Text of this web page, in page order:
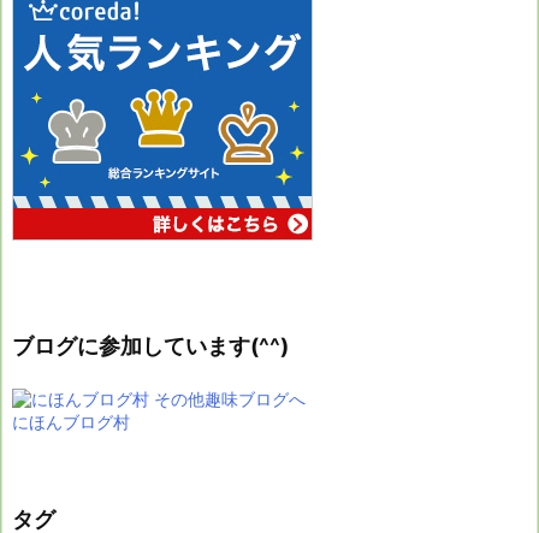
ブログに参加しています(^^)
にほんブログ村
タグ